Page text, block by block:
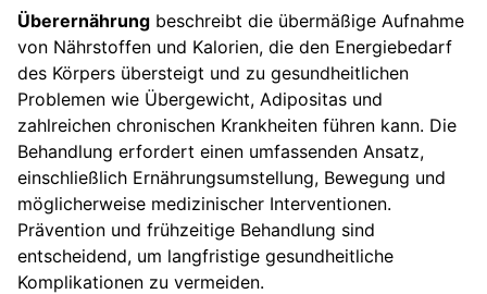
Überernährung beschreibt die übermäßige Aufnahme
von Nährstoffen und Kalorien, die den Energiebedarf
des Körpers übersteigt und zu gesundheitlichen
Problemen wie Übergewicht, Adipositas und
zahlreichen chronischen Krankheiten führen kann. Die
Behandlung erfordert einen umfassenden Ansatz,
einschließlich Ernährungsumstellung, Bewegung und
möglicherweise medizinischer Interventionen.
Prävention und frühzeitige Behandlung sind
entscheidend, um langfristige gesundheitliche
Komplikationen zu vermeiden.